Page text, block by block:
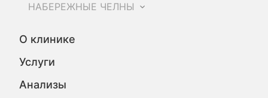
НАБЕРЕЖНЫЕ ЧЕЛНЫ
О клинике
Услуги
Анализы